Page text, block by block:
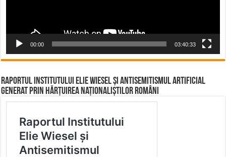
00:00 03:40:33
Raportul Institutului Elie Wiesel și Antisemitismul Artificial
Generat prin Hărțuirea Naționaliștilor Români